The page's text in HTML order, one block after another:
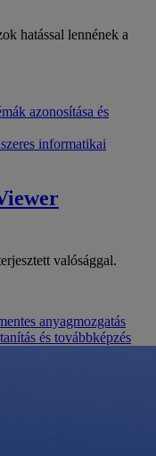
hatással lennének a
azonosítása és
informatikai
valósággal.
anyagmozgatás
és továbbképzés